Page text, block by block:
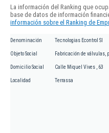
La información del Ranking que
base de datos de información
información sobre el Ranking de
Denominación Tecnologias Econtrol Sl
Objeto Social Fabricación de
Domicilio Social Calle Miquel Vives , 63
Localidad Terrassa